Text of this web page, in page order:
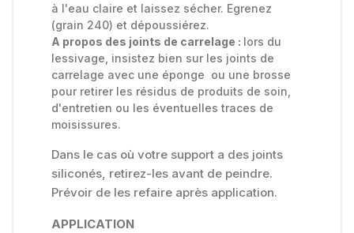
à l'eau claire et laissez sécher. Egrenez
(grain 240) et dépoussiérez.
A propos des joints de carrelage : lors du
lessivage, insistez bien sur les joints de
carrelage avec une éponge ou une brosse
pour retirer les résidus de produits de soin,
d'entretien ou les éventuelles traces de
moisissures.
Dans le cas où votre support a des joints
siliconés, retirez-les avant de peindre.
Prévoir de les refaire après application.
APPLICATION